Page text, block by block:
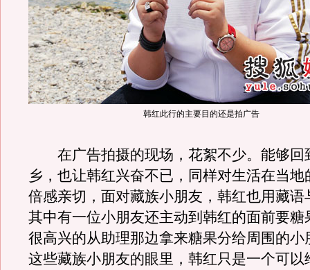
韩红此行的主要目的还是拍广告
在广告拍摄的现场，花絮不少。能够回
乡，也让韩红兴奋不已，同样对生活在当地
倍感亲切，面对藏族小朋友，韩红也用藏语
其中有一位小朋友还主动到韩红的面前要糖
很高兴的从助理那边拿来糖果分给周围的小
这些藏族小朋友的眼里，韩红只是一个可以